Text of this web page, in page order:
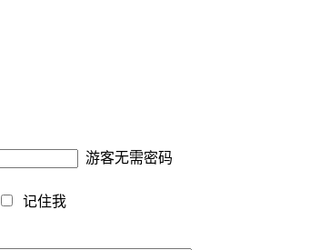
游客无需密码
记住我